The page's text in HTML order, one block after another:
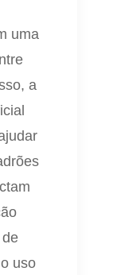
uma
a
uso